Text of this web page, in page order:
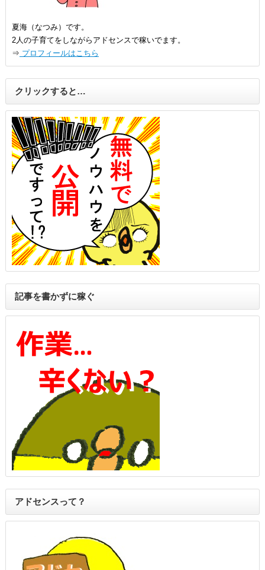
夏海（なつみ）です。
2人の子育てをしながらアドセンスで稼いでます。
⇒ プロフィールはこちら
クリックすると…
記事を書かずに稼ぐ
アドセンスって？